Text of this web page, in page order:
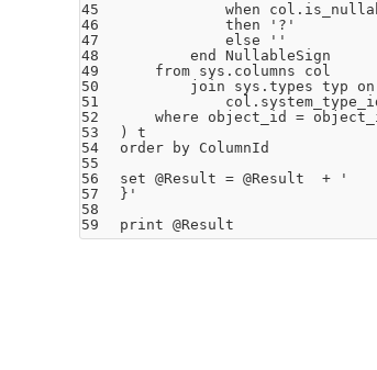
45
46
47
48
49
50
51
52
53
54
55
56
57
58
59
when
then
'?'
else
''
end
NullableSign
from sys.columns col
join
sys.types typ on
where
object_id =
) t
order
by ColumnId
set @Result = @Result  +
'
}'
print @Result